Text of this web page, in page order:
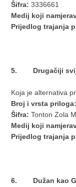
Šifra: 3336661
Medij koji
Prijedlog trajanja
5. Drugačiji
Koja je alternativa
Broj i vrsta priloga:
Šifra:Tonton Zola
Medij koji
Prijedlog trajanja
6. Dužan kao